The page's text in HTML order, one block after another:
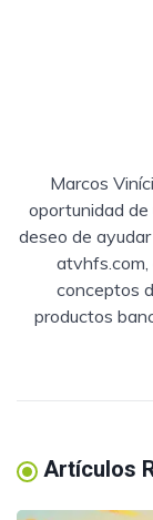
Marcos
oportunidad de
deseo de
atvhfs.com,
conceptos
productos
Artículos